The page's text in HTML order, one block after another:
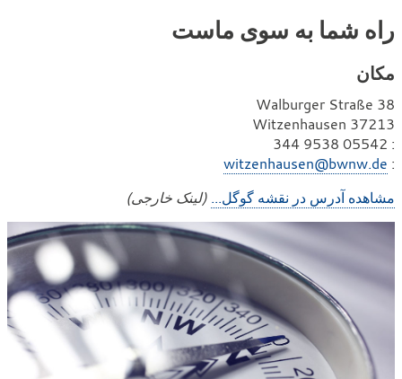
راه شما به سوی ماست
مکان
Walburger Straße 38
37213 Witzenhausen
ت
ل
ن
: 05542 9538 344
ا
م
ی
:
witzenhausen@bwnw.de
مشاهده آدرس در نقشه گوگل... (لینک خارجی)